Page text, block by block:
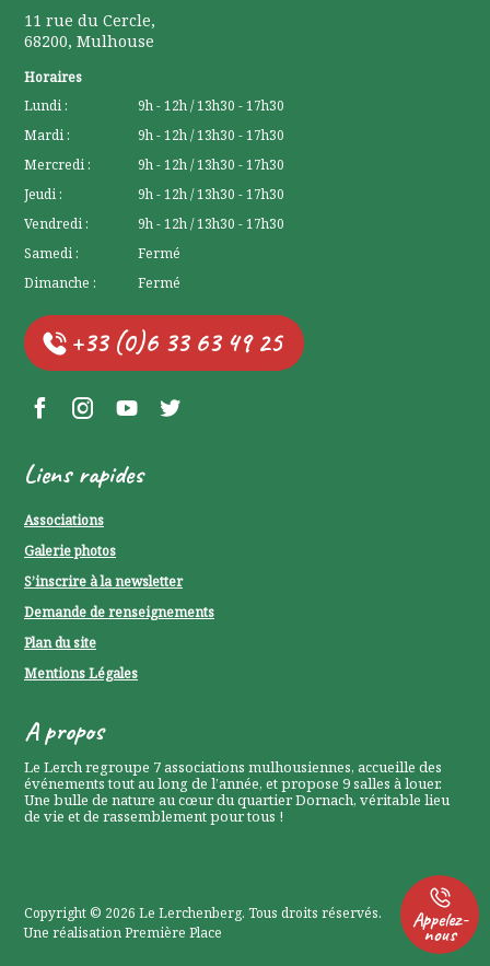
11 rue du Cercle,
68200, Mulhouse
Horaires
Lundi :
9h - 12h / 13h30 - 17h30
Mardi :
9h - 12h / 13h30 - 17h30
Mercredi :
9h - 12h / 13h30 - 17h30
Jeudi :
9h - 12h / 13h30 - 17h30
Vendredi :
9h - 12h / 13h30 - 17h30
Samedi :
Fermé
Dimanche :
Fermé
+33 (0)6 33 63 49 25
Facebook Lerchenberg
Instagram Lerchenberg
YouTube Lerchenberg
Twitter Lerchenberg
Liens rapides
Associations
Galerie photos
S’inscrire à la newsletter
Demande de renseignements
Plan du site
Mentions Légales
A propos
Le Lerch regroupe 7 associations mulhousiennes, accueille des
événements tout au long de l’année, et propose 9 salles à louer.
Une bulle de nature au cœur du quartier Dornach, véritable lieu
de vie et de rassemblement pour tous !
Copyright © 2026 Le Lerchenberg. Tous droits réservés.
Une réalisationPremière Place
Appelez-
nous